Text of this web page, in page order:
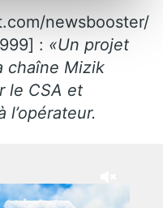
newsbooster/
: «Un projet
chaîne Mizik
le CSA et
l’opérateur.